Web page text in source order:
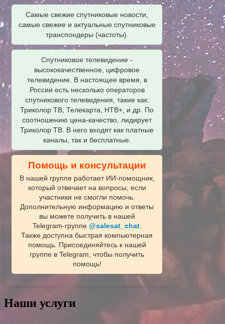
Самые свежие спутниковые новости,
самые свежие и актуальные спутниковые
транспондеры (частоты).
Спутниковое телевидение -
высококачественное, цифровое
телевидение. В настоящее время, в
России есть несколько операторов
спутникового телевидения, такие как:
Триколор ТВ, Телекарта, НТВ+, и др. По
соотношению цена-качество, лидирует
Триколор ТВ. В него входят как платные
каналы, так и бесплатные.
Помощь и консультации
В нашей группе работает ИИ‑помощник,
который отвечает на вопросы, если
участники не смогли помочь.
Дополнительную информацию и ответы
вы можете получить в нашей
Telegram‑группе @salesat_chat.
Также доступна быстрая компьютерная
помощь. Присоединяйтесь к нашей
группе в Telegram, чтобы получить
помощь!
Наши услуги